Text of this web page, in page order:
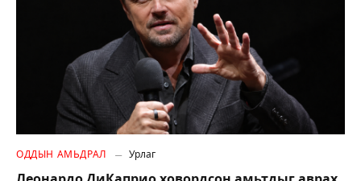
ОДДЫН АМЬДРАЛ Урлаг